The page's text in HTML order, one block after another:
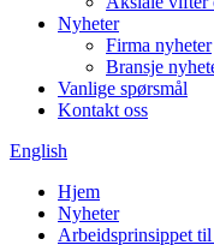
Nyheter
Firma nyheter
Bransje
Vanlige spørsmål
Kontakt oss
English
Hjem
Nyheter
Arbeidsprinsippet